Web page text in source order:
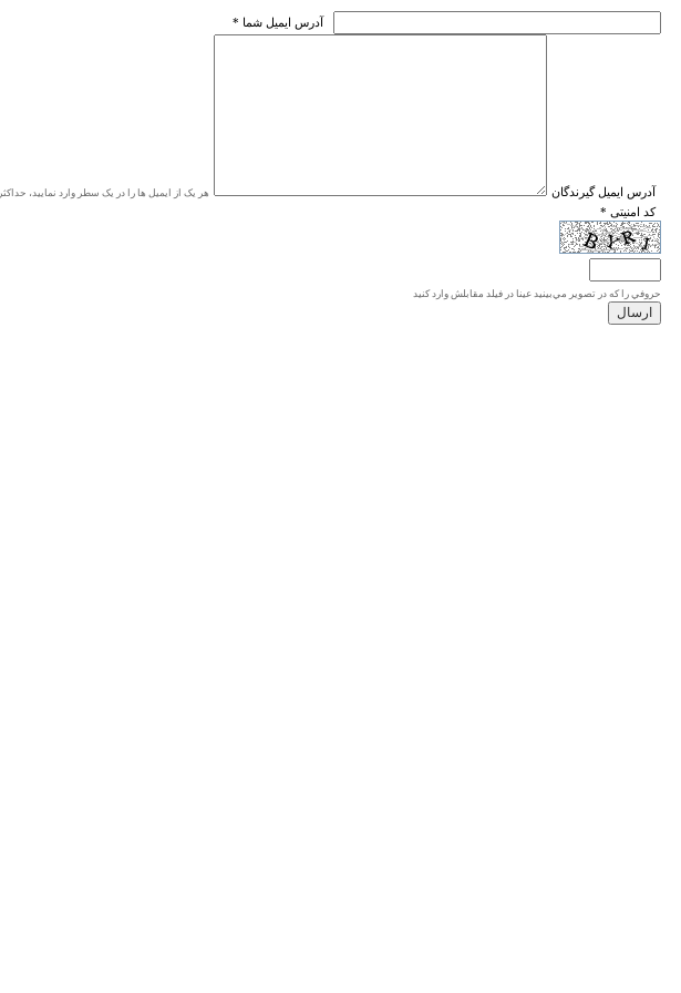
* آدرس ايميل شما
* آدرس ايميل گيرندگان هر یک از ایمیل ها را در یک سطر وارد نمایید، حداکثر ۲۰ آدرس
* کد امنیتی
حروفي را كه در تصوير مي‌بينيد عينا در فيلد مقابلش وارد كنيد